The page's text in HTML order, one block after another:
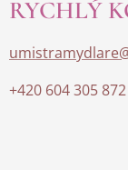
RYCHLÝ
+420 604 305 872